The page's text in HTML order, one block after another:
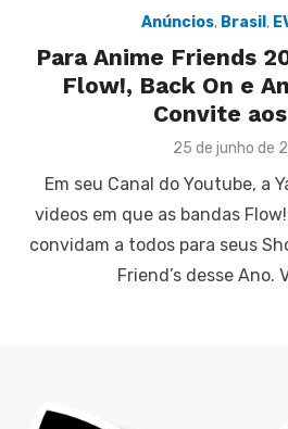
Anúncios, Brasil ,
Para Anime Friends
Flow!, Back On e
Convite
Posted
25 de junho de
Em seu Canal do Youtube, a
videos em que as bandas
convidam a todos para seus
Friend’s desse Ano.